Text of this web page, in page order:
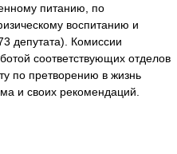
питанию, по
воспитанию и
депутата). Комиссии
соответствующих отделов
по претворению в жизнь
и своих рекомендаций.